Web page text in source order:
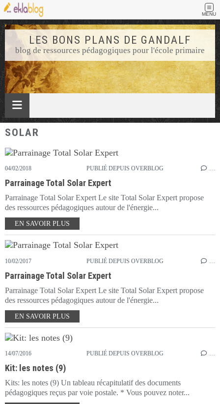
MENU
LES BONS PLANS DE GANDALF
blog de ressources pédagogiques pour l'école primaire
SOLAR
04/02/2018 PUBLIÉ DEPUIS OVERBLOG …
Parrainage Total Solar Expert
Parrainage Total Solar Expert Le site Total Solar Expert propose
des ressources pédagogiques autour de l'énergie...
EN SAVOIR PLUS
10/02/2017 PUBLIÉ DEPUIS OVERBLOG
Parrainage Total Solar Expert
Parrainage Total Solar Expert Le site Total Solar Expert propose
des ressources pédagogiques autour de l'énergie...
EN SAVOIR PLUS
14/07/2016 PUBLIÉ DEPUIS OVERBLOG …
Kit: les notes (9)
Kits: les notes (9) Un tableau récapitulatif des documents
pédagogiques reçus par voie postale. * Vous pouvez noter...